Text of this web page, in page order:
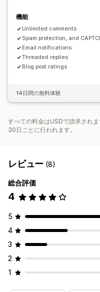
機能
Unlimited comments
Spam protection, and
Email notifications
Threaded replies
Blog post ratings
14日間の無料体験
すべての料金はUSDで請求され
30日ごとに行われます。
レビュー (8)
総合評価
4
5
4
3
2
1